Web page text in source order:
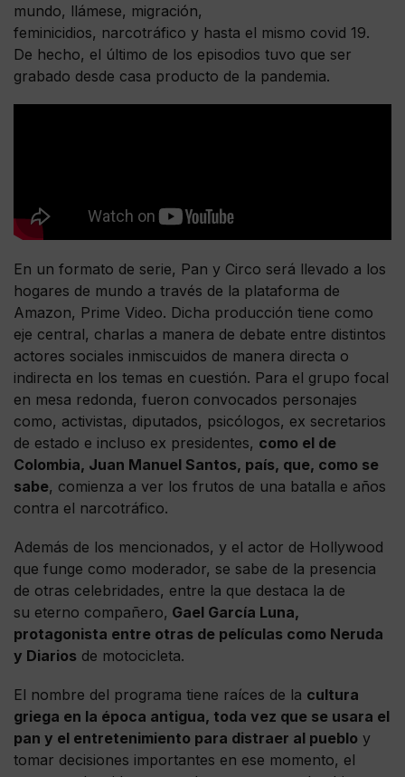
mundo, llámese, migración,
feminicidios, narcotráfico y hasta el mismo covid 19.
De hecho, el último de los episodios tuvo que ser
grabado desde casa producto de la pandemia.
En un formato de serie, Pan y Circo será llevado a los
hogares de mundo a través de la plataforma de
Amazon, Prime Video. Dicha producción tiene como
eje central, charlas a manera de debate entre distintos
actores sociales inmiscuidos de manera directa o
indirecta en los temas en cuestión. Para el grupo focal
en mesa redonda, fueron convocados personajes
como, activistas, diputados, psicólogos, ex secretarios
de estado e incluso ex presidentes, como el de
Colombia, Juan Manuel Santos, país, que, como se
sabe, comienza a ver los frutos de una batalla e años
contra el narcotráfico.
Además de los mencionados, y el actor de Hollywood
que funge como moderador, se sabe de la presencia
de otras celebridades, entre la que destaca la de
su eterno compañero, Gael García Luna,
protagonista entre otras de películas como Neruda
y Diarios de motocicleta.
El nombre del programa tiene raíces de la cultura
griega en la época antigua, toda vez que se usara el
pan y el entretenimiento para distraer al pueblo y
tomar decisiones importantes en ese momento, el